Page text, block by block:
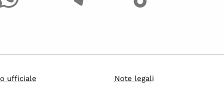
ufficiale
Note legali